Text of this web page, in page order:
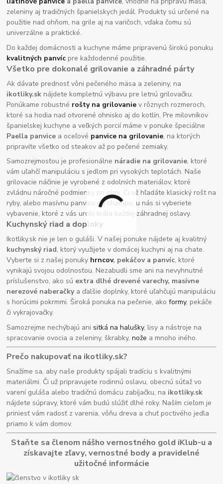
zeleniny aj tradičných španielskych jedál. Produkty sú určené na
použitie nad ohňom, na grile aj na varičoch, vďaka čomu sú
univerzálne a praktické.
Do každej domácnosti a kuchyne máme pripravenú širokú ponuku
kvalitných panvíc pre každodenné použitie.
Všetko pre dokonalé grilovanie a záhradné párty
Ak dávate prednosť vôni pečeného mäsa a zeleniny, na
ikotliky.sk nájdete kompletnú výbavu pre letnú grilovačku.
Ponúkame robustné rošty na grilovanie v rôznych rozmeroch,
ktoré sa hodia nad otvorené ohnisko aj do kotlín. Pre milovníkov
španielskej kuchyne a veľkých porcií máme v ponuke špeciálne
Paella panvice a oceľové panvice na grilovanie, na ktorých
pripravíte všetko od steakov až po pečené zemiaky.
Samozrejmosťou je profesionálne náradie na grilovanie, ktoré
vám uľahčí manipuláciu s jedlom pri vysokých teplotách. Naše
grilovacie náčinie je vyrobené z odolných materiálov, ktoré
zvládnu náročné podmienky pri ohni. Či už hľadáte klasický rošt na
ryby, alebo masívnu panvicu na chalupu, u nás si vyberiete
vybavenie, ktoré z vás urobí kráľa každej záhradnej oslavy.
Kuchynský riad a doplnky
Ikotliky.sk nie je len o guláši. V našej ponuke nájdete aj kvalitný
kuchynský riad, ktorý využijete v domácej kuchyni aj na chate.
Vyberte si z našej ponuky hrncov, pekáčov a panvíc, ktoré
vynikajú svojou odolnosťou. Nezabudli sme ani na nevyhnutné
príslušenstvo, ako sú extra dlhé drevené varechy, masívne
nerezové naberačkya ďalšie doplnky, ktoré uľahčujú manipuláciu
s horúcimi pokrmmi. Široká ponuka na pečenie, akoformy, pekáče
či vykrajovačky.
Samozrejme nechýbajú anisitká na halušky, lisy a nástroje na
spracovanie ovocia a zeleniny, škrabky,nože a mnoho iného.
Prečo nakupovať na ikotliky.sk?
Snažíme sa, aby naše produkty spájali tradíciu s kvalitnými
materiálmi. Či už pripravujete rodinnú oslavu, obecnú súťaž vo
varení guláša alebo tradičnú domácu zabíjačku, na ikotliky.sk
nájdete súpravy, ktoré vám budú slúžiť dlhé roky. Naším cieľom je
priniesť vám radosť z varenia, vôňu dreva a chuť poctivého jedla
priamo k vám domov.
Staňte sa členom nášho vernostného gold iKlub-u a
získavajte zľavy, vernostné body a pravidelné
užitočné informácie